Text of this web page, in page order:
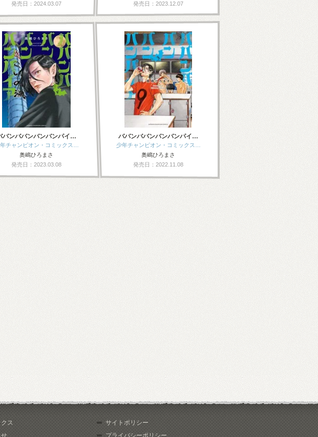
発売日：2024.03.07
発売日：2023.12.07
バンババンバンバンパイ…
チャンピオン・コミックス…
奥嶋ひろまさ
発売日：2023.03.08
ババンババンバンバンパイ…
少年チャンピオン・コミックス…
奥嶋ひろまさ
発売日：2022.11.08
ス
せ
サイトポリシー
プライバシーポリシー